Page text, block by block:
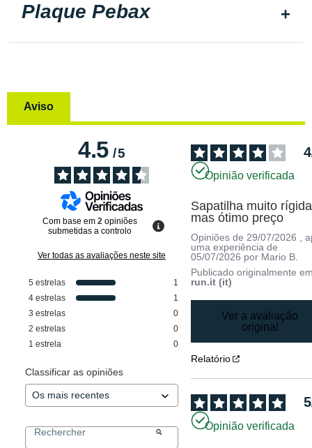
Plaque Pebax
Aviso
4.5/5
Com base em 2 opiniões
submetidas a controlo
Ver todas as avaliações neste site
5 estrelas
1
4 estrelas
1
3 estrelas
0
2 estrelas
0
1 estrela 0
Classificar as opiniões
4
Opinião verificada
Sapatilha muito rígida
mas ótimo preço
Opiniões de 29/07/2026
,
uma experiência de
05/07/2026 por Mario B.
Publicado originalmente
run.it (it)
Ver a avaliação
original
Relatório
5
Opinião verificada